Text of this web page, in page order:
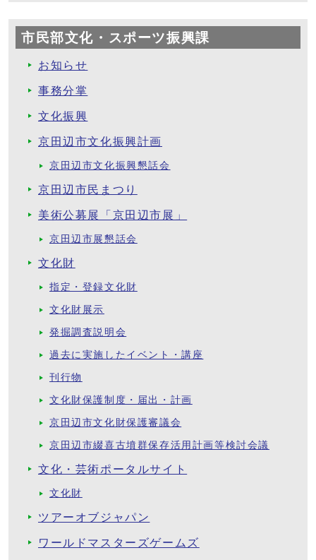
市民部文化・スポーツ振興課
お知らせ
事務分掌
文化振興
京田辺市文化振興計画
京田辺市文化振興懇話会
京田辺市民まつり
美術公募展「京田辺市展」
京田辺市展懇話会
文化財
指定・登録文化財
文化財展示
発掘調査説明会
過去に実施したイベント・講座
刊行物
文化財保護制度・届出・計画
京田辺市文化財保護審議会
京田辺市綴喜古墳群保存活用計画等検討会議
文化・芸術ポータルサイト
文化財
ツアーオブジャパン
ワールドマスターズゲームズ